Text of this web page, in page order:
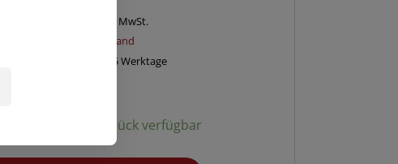
Enthält 20% MwSt.
Versand
Lieferzeit: ca. 2-5 Werktage
1 Stück verfügbar